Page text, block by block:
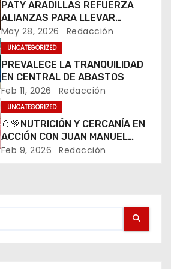
PATY ARADILLAS REFUERZA
ALIANZAS PARA LLEVAR
CULTURA A TODO VILLA DE
POZOS
May 28, 2026 Redacción
UNCATEGORIZED
PREVALECE LA TRANQUILIDAD
EN CENTRAL DE ABASTOS
Feb 11, 2026 Redacción
UNCATEGORIZED
🥚💚NUTRICIÓN Y CERCANÍA EN
ACCIÓN CON JUAN MANUEL
NAVARRO
Feb 9, 2026 Redacción